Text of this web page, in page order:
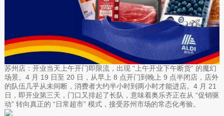
苏州店：开业当天上午开门即限流，出现 “上午开业下午断货” 的魔幻
场景。4 月 19 日至 20 日，从早上 8 点开门到晚上 9 点半闭店，店外
的队伍几乎从未间断，消费者大约半小时到两小时才能进店。4 月 21
日，即开业第三天，门口又排起了长队，意味着奥乐齐正在从 “促销驱
动” 转向真正的 “日常超市” 模式，接受苏州市场的常态化考验。